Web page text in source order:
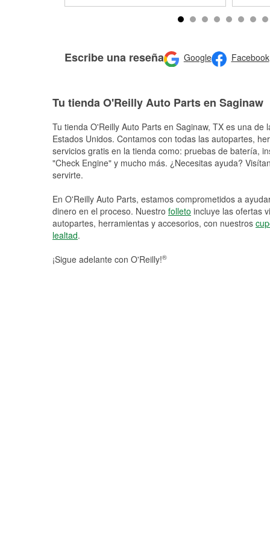
Escribe una reseña Google Facebook
Tu tienda O'Reilly Auto Parts en Saginaw
Tu tienda O'Reilly Auto Parts en Saginaw, TX es una de
Estados Unidos. Contamos con todas las autopartes,
servicios gratis en la tienda como: pruebas de batería,
"Check Engine" y mucho más. ¿Necesitas ayuda?
servirte.
En O'Reilly Auto Parts, estamos comprometidos a
dinero en el proceso. Nuestro folleto incluye las ofertas
autopartes, herramientas y accesorios, con nuestros
lealtad.
¡Sigue adelante con O'Reilly!®